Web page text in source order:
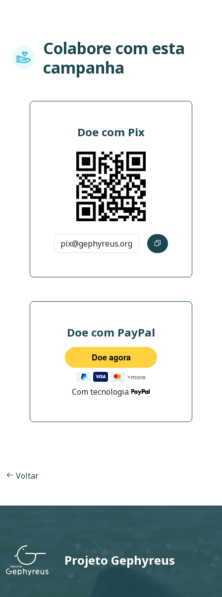
Imagem
Colabore com esta
campanha
Doe com Pix
Imagem
Doe com PayPal
Com tecnologia
Voltar
Projeto Gephyreus